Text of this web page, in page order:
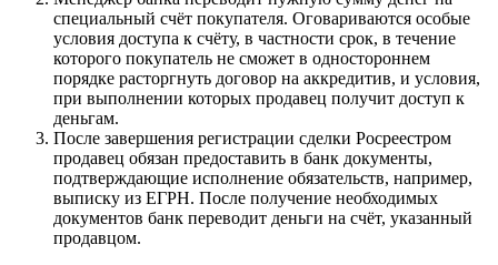
специальный счёт покупателя. Оговариваются особые
условия доступа к счёту, в частности срок, в течение
которого покупатель не сможет в одностороннем
порядке расторгнуть договор на аккредитив, и условия,
при выполнении которых продавец получит доступ к
деньгам.
После завершения регистрации сделки Росреестром
продавец обязан предоставить в банк документы,
подтверждающие исполнение обязательств, например,
выписку из ЕГРН. После получение необходимых
документов банк переводит деньги на счёт, указанный
продавцом.